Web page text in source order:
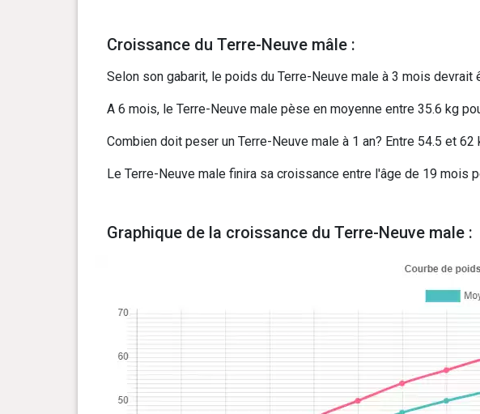
Croissance du Terre-Neuve mâle :
Selon son gabarit, le poids du Terre-Neuve male à 3 mois devrait
A 6 mois, le Terre-Neuve male pèse en moyenne entre 35.6 kg
Combien doit peser un Terre-Neuve male à 1 an? Entre 54.5 et 62
Le Terre-Neuve male finira sa croissance entre l'âge de 19
Graphique de la croissance du Terre-Neuve male :